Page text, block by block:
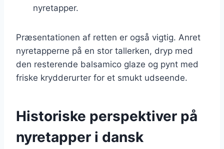
nyretapper.
Præsentationen af retten er også vigtig. Anret
nyretapperne på en stor tallerken, dryp med
den resterende balsamico glaze og pynt med
friske krydderurter for et smukt udseende.
Historiske perspektiver på
nyretapper i dansk